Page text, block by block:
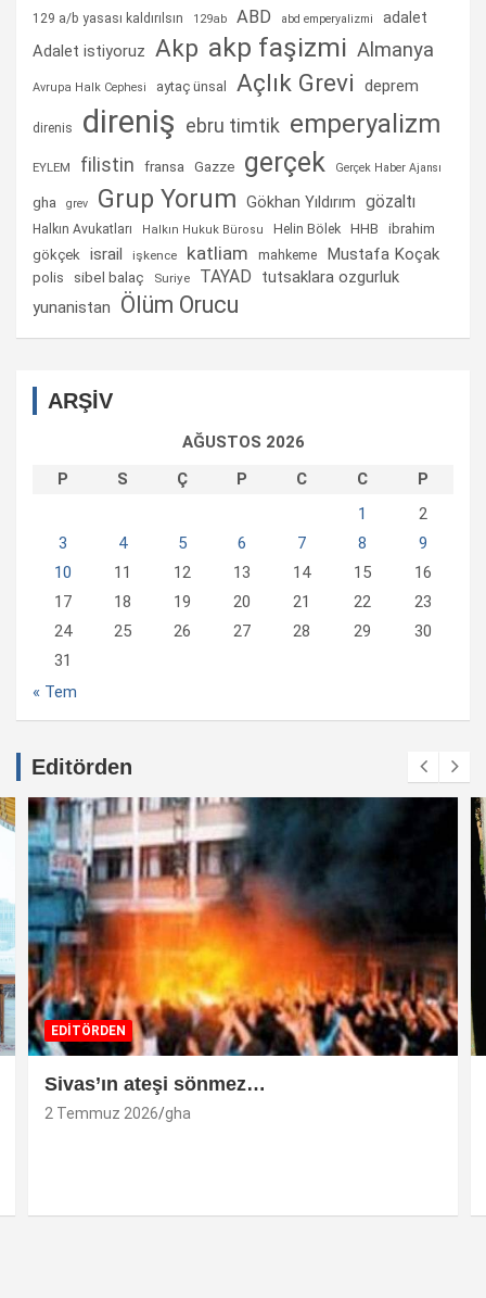
129 a/b yasası kaldırılsın 129ab ABD abd emperyalizmi adalet
Adalet istiyoruz Akp akp faşizmi Almanya
Avrupa Halk Cephesi aytaç ünsal Açlık Grevi deprem
direnis direniş ebru timtik emperyalizm
EYLEM filistin fransa Gazze gerçek Gerçek Haber Ajansı
gha grev Grup Yorum Gökhan Yıldırım gözaltı
Halkın Avukatları Halkın Hukuk Bürosu Helin Bölek HHB
ibrahim
gökçek israil işkence katliam mahkeme Mustafa Koçak
polis sibel balaç Suriye TAYAD
tutsaklara ozgurluk
yunanistan
Ölüm Orucu
ARŞİV
AĞUSTOS 2026
P
S Ç P C C
P
1
2
3
4 5 6 7 8
9
10
11 12 13 14 15
16
17
18 19 20 21 22
23
24
25 26 27 28 29
30
31
« Tem
Editörden
EDİTÖRDEN
Sivas’ın ateşi sönmez…
2 Temmuz 2026 gha